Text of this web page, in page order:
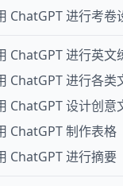
ChatGPT 进行考卷
ChatGPT 进行英文
ChatGPT 进行各
ChatGPT 设计创意
ChatGPT 制作表格
ChatGPT 进行摘要